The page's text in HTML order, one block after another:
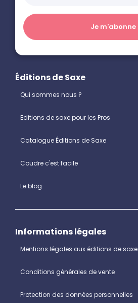
Éditions de Saxe
Qui sommes nous ?
Editions de saxe pour les Pros
Catalogue Éditions de Saxe
Coudre c'est facile
Le blog
Informations légales
Mentions légales aux éditions de saxe
Conditions générales de vente
Protection des données personnelles